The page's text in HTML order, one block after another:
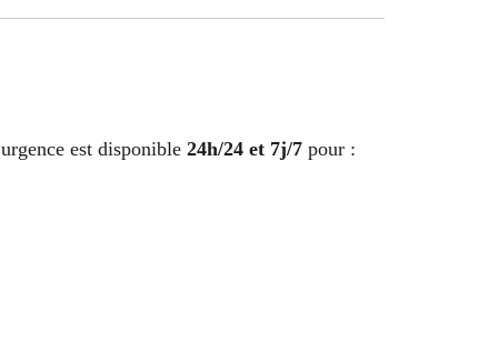
est disponible 24h/24 et 7j/7 pour :